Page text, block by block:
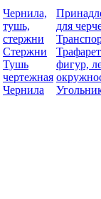
Чернила,
тушь,
стержни
Стержни
Тушь
чертежная
Чернила
для
фигур,